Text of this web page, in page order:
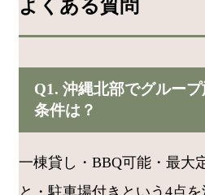
よくある質問
Q1. 沖縄北部でグルー
条件は？
一棟貸し・BBQ可能・最大
と・駐車場付きという4点